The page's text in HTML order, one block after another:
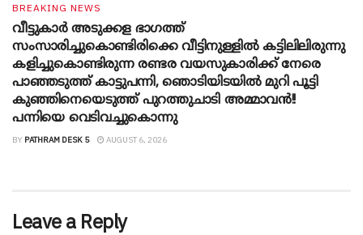
BREAKING NEWS
വീട്ടുകാർ അ‌ടുക്കള ഭാ​ഗത്ത്
സംസാരിച്ചുകൊണ്ടിരിക്കെ വീട്ടിനുള്ളിൽ കട്ടിലിലിരുന്നു
കളിച്ചുകൊണ്ടിരുന്ന രണ്ടര വയസുകാരിക്ക് നേരെ
പാഞ്ഞടുത്ത് കാട്ടുപന്നി, ‍ഞൊടിയി‌ടയിൽ മുറി പൂട്ടി
കുഞ്ഞിനെയെടുത്ത് പുറത്തുചാടി അമ്മാവൻ!!
പന്നിയെ വെടിവച്ചുകൊന്നു
BY PATHRAM DESK 5 AUGUST 6, 2026
Leave a Reply